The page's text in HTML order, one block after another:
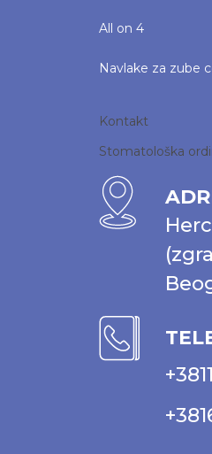
All on 4
Navlake za zube
Kontakt
Stomatološka